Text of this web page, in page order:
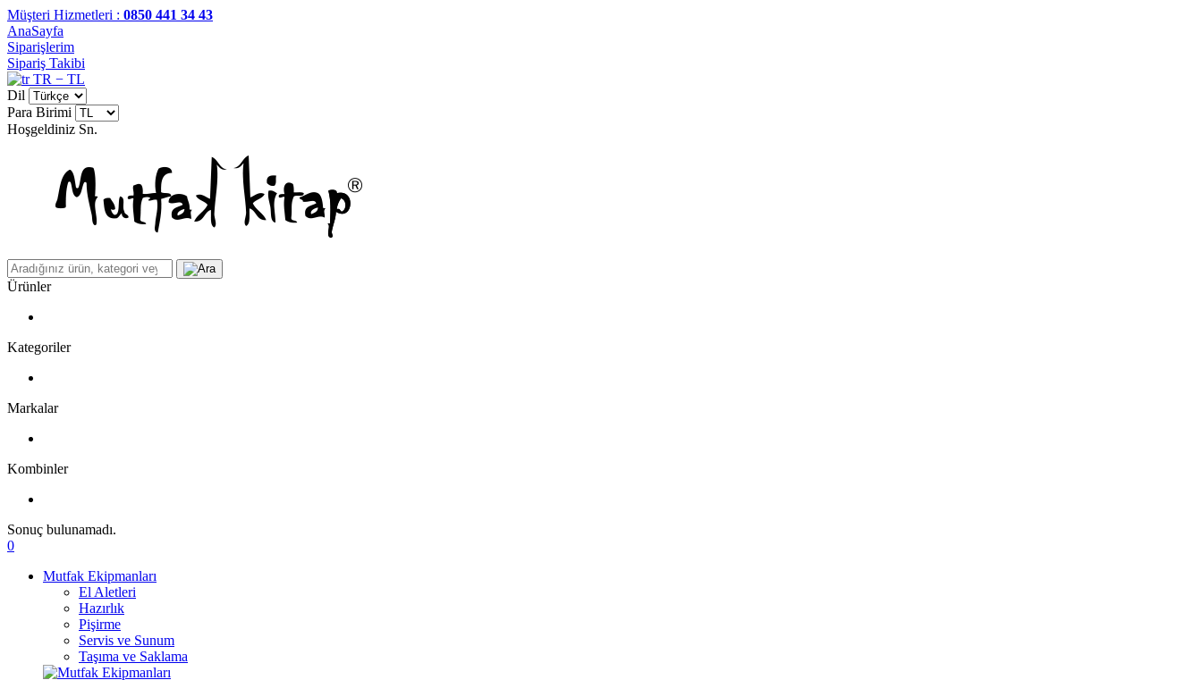
Müşteri Hizmetleri : 0850 441 34 43
AnaSayfa
Siparişlerim
Sipariş Takibi
TR − TL
Dil
Para Birimi
Hoşgeldiniz Sn.
Ürünler
Kategoriler
Markalar
Kombinler
Sonuç bulunamadı.
0
Mutfak Ekipmanları
El Aletleri
Hazırlık
Pişirme
Servis ve Sunum
Taşıma ve Saklama